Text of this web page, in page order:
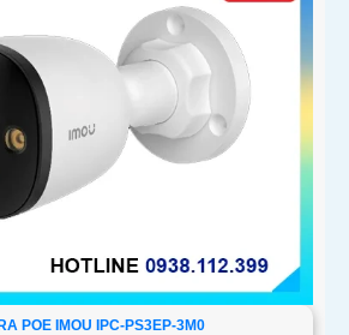
POE IMOU IPC-PS3EP-3M0